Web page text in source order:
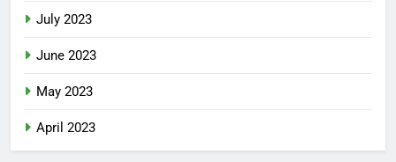
July 2023
June 2023
May 2023
April 2023